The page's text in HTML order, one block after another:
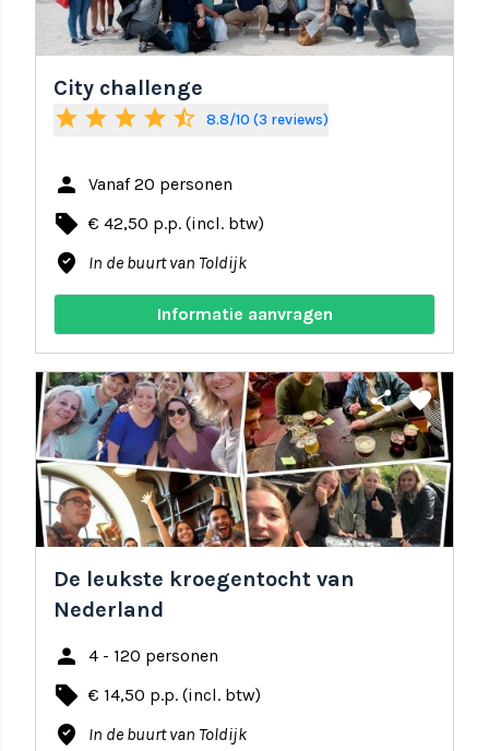
City challenge
star star star star star_half 8.8/10 (3 reviews)
person Vanaf 20 personen
local_offer € 42,50 p.p. (incl. btw)
where_to_vote In de buurt van Toldijk
Informatie aanvragen
share favorite
De leukste kroegentocht van
Nederland
person 4 - 120 personen
local_offer € 14,50 p.p. (incl. btw)
where_to_vote In de buurt van Toldijk